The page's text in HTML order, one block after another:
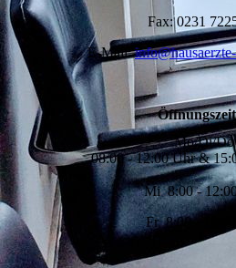
Fax: 0231
E-Mail:
Mo/Di/Do
08:00 - 12:00 Uhr &
Mi 8:00 -
Fr 8:00 -